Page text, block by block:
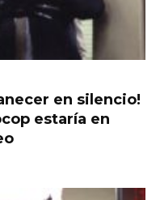
en silencio!
estaría en